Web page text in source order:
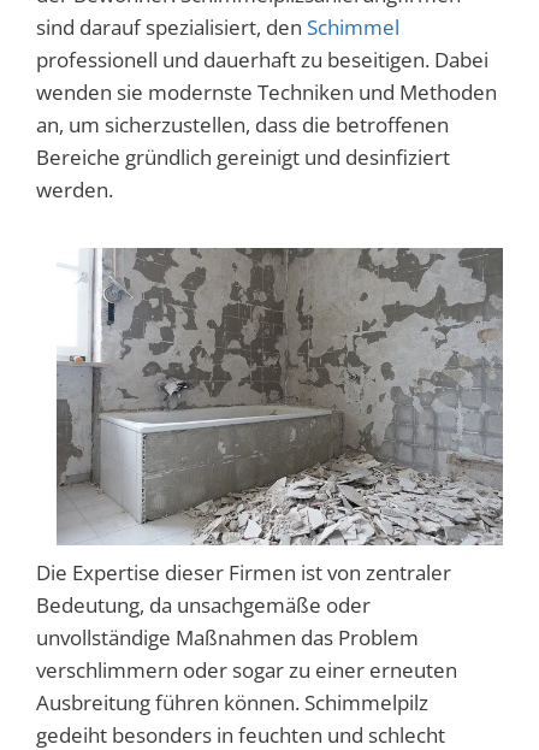
sind darauf spezialisiert, den Schimmel
professionell und dauerhaft zu beseitigen. Dabei
wenden sie modernste Techniken und Methoden
an, um sicherzustellen, dass die betroffenen
Bereiche gründlich gereinigt und desinfiziert
werden.
Die Expertise dieser Firmen ist von zentraler
Bedeutung, da unsachgemäße oder
unvollständige Maßnahmen das Problem
verschlimmern oder sogar zu einer erneuten
Ausbreitung führen können. Schimmelpilz
gedeiht besonders in feuchten und schlecht